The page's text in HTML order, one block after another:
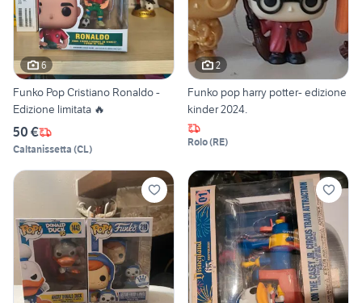
6
Funko Pop Cristiano Ronaldo -
Edizione limitata 🔥
50 €
Caltanissetta (CL)
2
Funko pop harry potter- edizione
kinder 2024.
Rolo(RE)